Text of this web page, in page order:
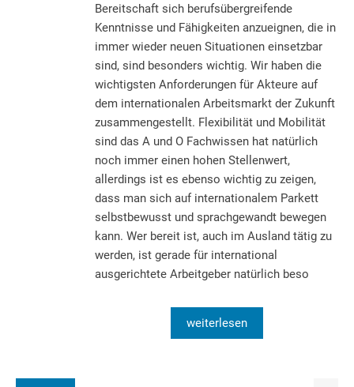
Bereitschaft sich berufsübergreifende
Kenntnisse und Fähigkeiten anzueignen, die in
immer wieder neuen Situationen einsetzbar
sind, sind besonders wichtig. Wir haben die
wichtigsten Anforderungen für Akteure auf
dem internationalen Arbeitsmarkt der Zukunft
zusammengestellt. Flexibilität und Mobilität
sind das A und O Fachwissen hat natürlich
noch immer einen hohen Stellenwert,
allerdings ist es ebenso wichtig zu zeigen,
dass man sich auf internationalem Parkett
selbstbewusst und sprachgewandt bewegen
kann. Wer bereit ist, auch im Ausland tätig zu
werden, ist gerade für international
ausgerichtete Arbeitgeber natürlich beso
weiterlesen